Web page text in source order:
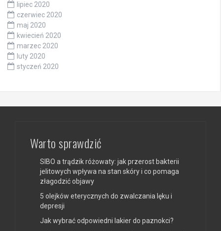
lipiec 2020
czerwiec 2020
maj 2020
kwiecień 2020
marzec 2020
luty 2020
styczeń 2020
Warto sprawdzić
SIBO a trądzik różowaty: jak przerost bakterii
jelitowych wpływa na stan skóry i co pomaga
złagodzić objawy
5 olejków eterycznych do zwalczania lęku i
depresji
Jak wybrać odpowiedni lakier do paznokci?